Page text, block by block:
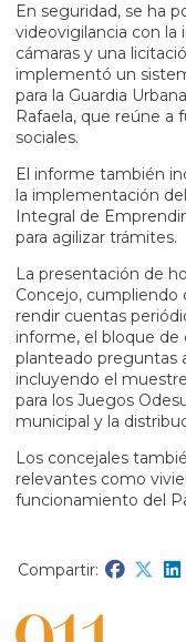
En seguridad, se ha
videovigilancia con la
cámaras y una
implementó un
para la Guardia
Rafaela, que reúne a
sociales.
El informe también
la implementación
Integral de
para agilizar trámites.
La presentación de
Concejo,
rendir cuentas
informe, el bloque de
planteado preguntas
incluyendo el
para los Juegos
municipal y la
Los concejales
relevantes como
funcionamiento del